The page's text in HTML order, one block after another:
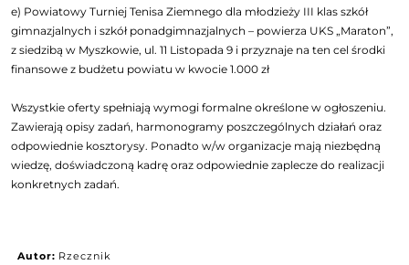
e) Powiatowy Turniej Tenisa Ziemnego dla młodzieży III klas szkół
gimnazjalnych i szkół ponadgimnazjalnych – powierza UKS „Maraton”,
z siedzibą w Myszkowie, ul. 11 Listopada 9 i przyznaje na ten cel środki
finansowe z budżetu powiatu w kwocie 1.000 zł
Wszystkie oferty spełniają wymogi formalne określone w ogłoszeniu.
Zawierają opisy zadań, harmonogramy poszczególnych działań oraz
odpowiednie kosztorysy. Ponadto w/w organizacje mają niezbędną
wiedzę, doświadczoną kadrę oraz odpowiednie zaplecze do realizacji
konkretnych zadań.
Autor: Rzecznik